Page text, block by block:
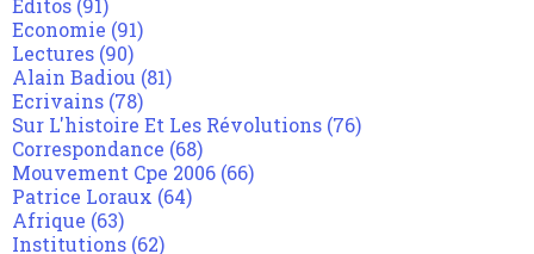
Editos (91)
Economie (91)
Lectures (90)
Alain Badiou (81)
Ecrivains (78)
Sur L'histoire Et Les Révolutions (76)
Correspondance (68)
Mouvement Cpe 2006 (66)
Patrice Loraux (64)
Afrique (63)
Institutions (62)